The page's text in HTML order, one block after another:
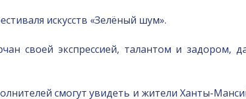
искусств «Зелёный шум».
своей экспрессией, талантом и задором,
смогут увидеть и жители Ханты-